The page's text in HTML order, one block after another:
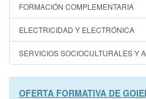
FORMACIÓN COMPLEMENTARIA
ELECTRICIDAD Y ELECTRÓNICA
SERVICIOS SOCIOCULTURALES Y
OFERTA FORMATIVA DE